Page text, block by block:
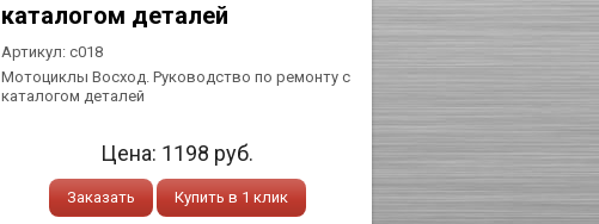
каталогом деталей
Артикул: с018
Мотоциклы Восход. Руководство по ремонту с
каталогом деталей
Цена: 1198 руб.
Заказать Купить в 1 клик